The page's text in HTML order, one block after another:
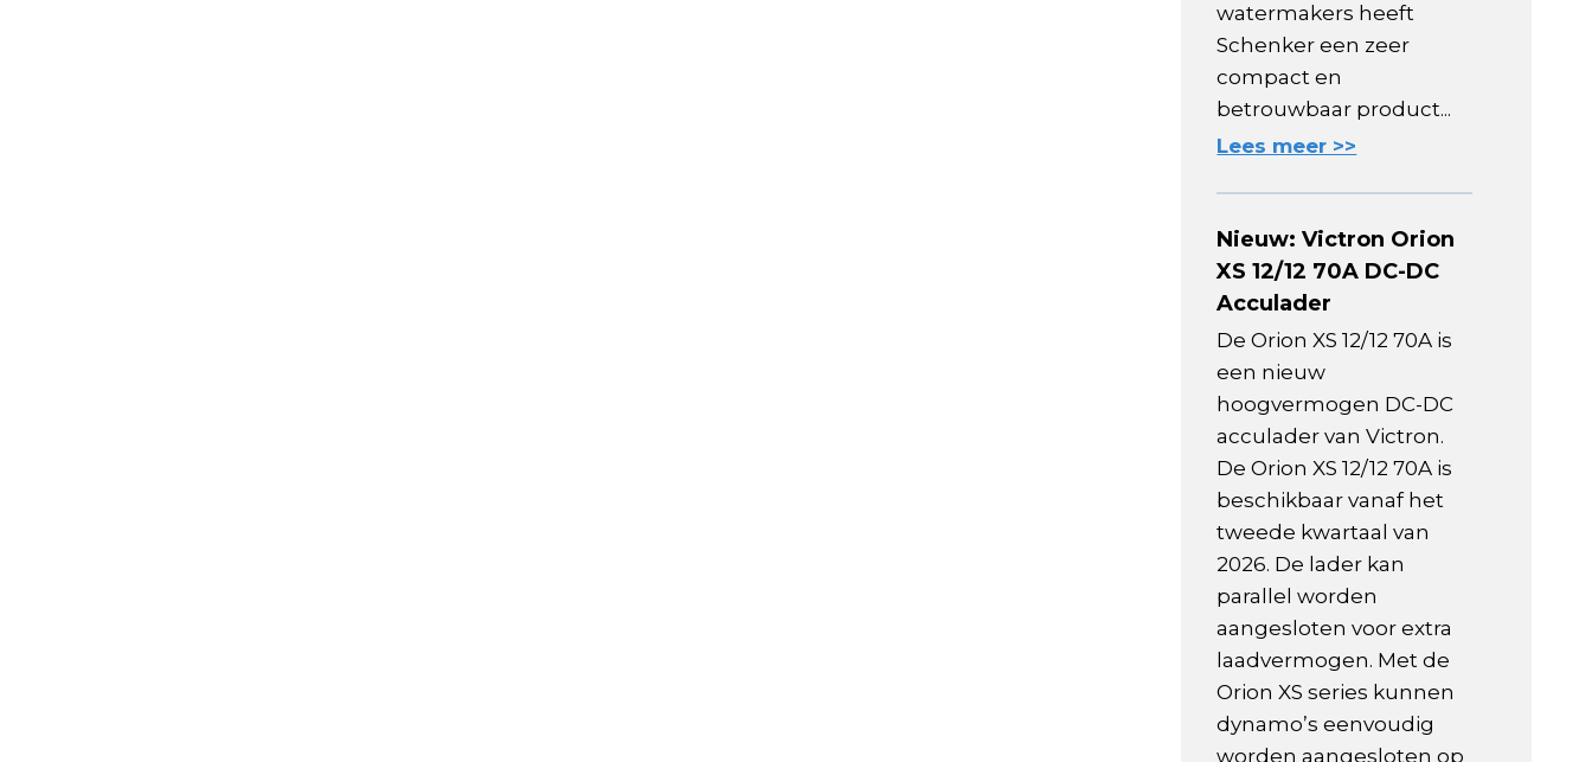
watermakers heeft
Schenker een zeer
compact en
betrouwbaar product...
Lees meer >>
Nieuw: Victron Orion
XS 12/12 70A DC-DC
Acculader
De Orion XS 12/12 70A is
een nieuw
hoogvermogen DC-DC
acculader van Victron.
De Orion XS 12/12 70A is
beschikbaar vanaf het
tweede kwartaal van
2026. De lader kan
parallel worden
aangesloten voor extra
laadvermogen. Met de
Orion XS series kunnen
dynamo’s eenvoudig
worden aangesloten op